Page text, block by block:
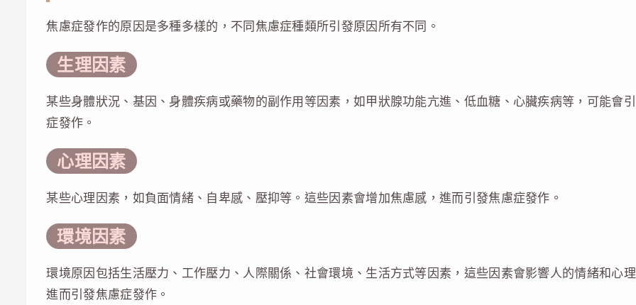
焦慮症發作的原因是多種多樣的，不同焦慮症種類所引發原因所有不同。
生理因素
某些身體狀況、基因、身體疾病或藥物的副作用等因素，如甲狀腺功能亢進、低血糖、心臟疾病等，可能會
症發作。
心理因素
某些心理因素，如負面情緒、自卑感、壓抑等。這些因素會增加焦慮感，進而引發焦慮症發作。
環境因素
環境原因包括生活壓力、工作壓力、人際關係、社會環境、生活方式等因素，這些因素會影響人的情緒和心
進而引發焦慮症發作。